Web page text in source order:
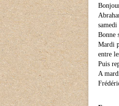
Bonne
Mardi
entre
Puis
A